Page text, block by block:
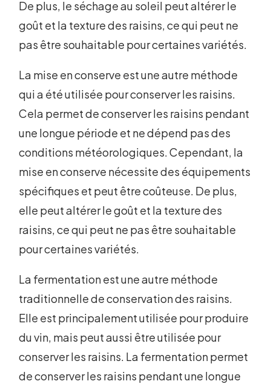
De plus, le séchage au soleil peut altérer le
goût et la texture des raisins, ce qui peut ne
pas être souhaitable pour certaines variétés.
La mise en conserve est une autre méthode
qui a été utilisée pour conserver les raisins.
Cela permet de conserver les raisins pendant
une longue période et ne dépend pas des
conditions météorologiques. Cependant, la
mise en conserve nécessite des équipements
spécifiques et peut être coûteuse. De plus,
elle peut altérer le goût et la texture des
raisins, ce qui peut ne pas être souhaitable
pour certaines variétés.
La fermentation est une autre méthode
traditionnelle de conservation des raisins.
Elle est principalement utilisée pour produire
du vin, mais peut aussi être utilisée pour
conserver les raisins. La fermentation permet
de conserver les raisins pendant une longue